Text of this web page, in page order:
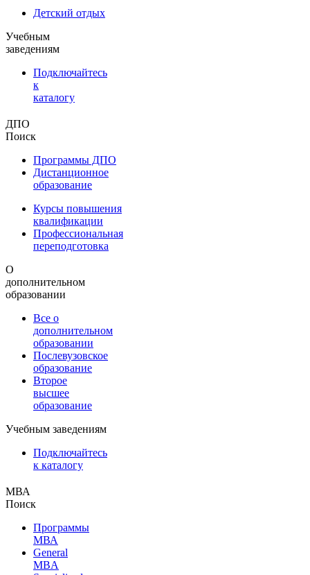
Детский отдых
Учебным
заведениям
Подключайтесь
к
каталогу
ДПО
Поиск
Программы ДПО
Дистанционное
образование
Курсы повышения
квалификации
Профессиональная
переподготовка
О
дополнительном
образовании
Все о
дополнительном
образовании
Послевузовское
образование
Второе
высшее
образование
Учебным заведениям
Подключайтесь
к каталогу
МВА
Поиск
Программы
МВА
General
MBA